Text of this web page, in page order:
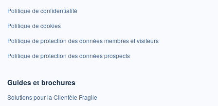
Politique de confidentialité
Politique de cookies
Politique de protection des données membres et visiteurs
Politique de protection des données prospects
Guides et brochures
Solutions pour la Clientèle Fragile